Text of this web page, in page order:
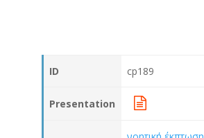
ID cp189
Presentation